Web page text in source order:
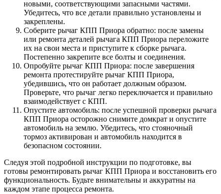
новыми, соответствующими запасными частями.
Убедитесь, что все детали правильно установлены и
закреплены.
Соберите рычаг КПП Приора обратно: после замены
или ремонта деталей рычага КПП Приора переложите
их на свои места и приступите к сборке рычага.
Постепенно закрепите все болты и соединения.
Опробуйте рычаг КПП Приора: после завершения
ремонта протестируйте рычаг КПП Приора,
убедившись, что он работает должным образом.
Проверьте, что рычаг легко переключается и правильно
взаимодействует с КПП.
Опустите автомобиль: после успешной проверки рычага
КПП Приора осторожно снимите домкрат и опустите
автомобиль на землю. Убедитесь, что стояночный
тормоз активирован и автомобиль находится в
безопасном состоянии.
Следуя этой подробной инструкции по подготовке, вы
готовы ремонтировать рычаг КПП Приора и восстановить его
функциональность. Будьте внимательны и аккуратны на
каждом этапе процесса ремонта.